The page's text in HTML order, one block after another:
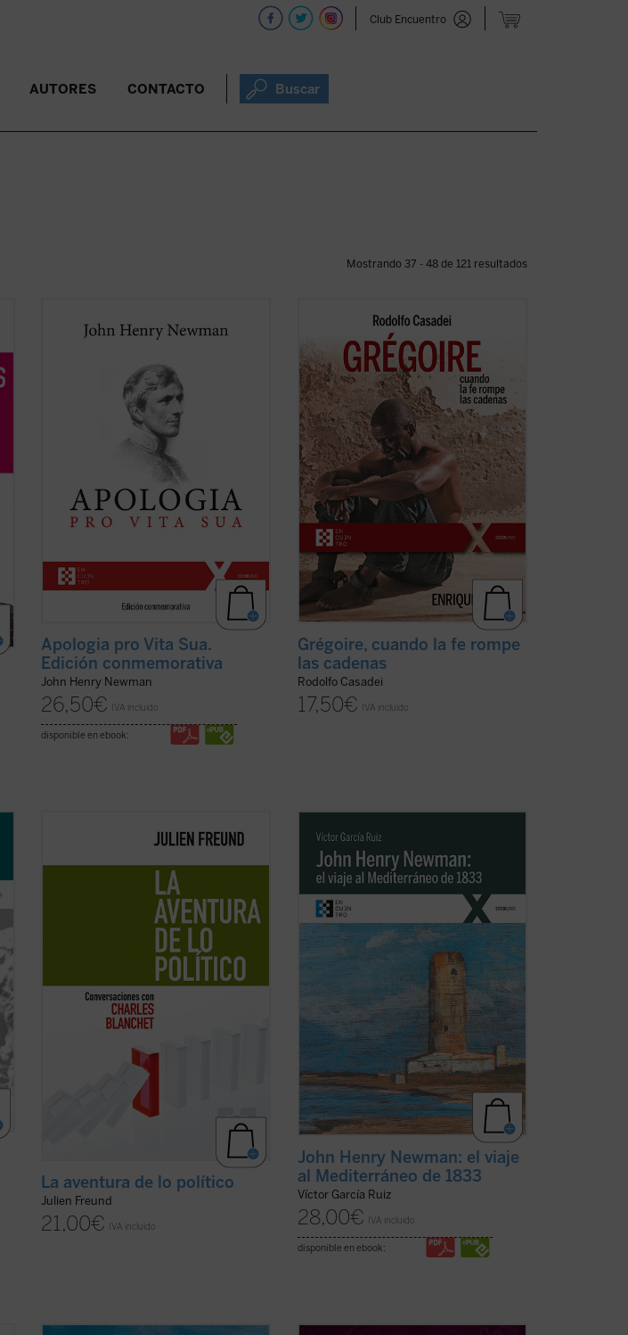
Club Encuentro
AUTORES CONTACTO Buscar
Mostrando 37 - 48 de 121 resultados
Considerada una obra cumbre de la
literatura autobiográfica universal,
oportunidad de defenderse frente a la
incomprensión y el rechazo que había
causado en Inglaterra su conversión al
catolicismo. La presente ...
Apologia pro Vita Sua.
Edición conmemorativa
John Henry Newman
26,50€ IVA incluido
disponible en ebook:
Grégoire Ahongbonon ha realizado un
pequeño milagro en Costa de Marfil,
Benín, Togo y Burkina Faso: rescatar en
tan solo veinticinco años a sesenta mil
personas con enfermedad mental,
estigmatizadas, marginadas,
encadenadas por ser ...
(ver ficha)
Grégoire, cuando la fe rompe
las cadenas
Rodolfo Casadei
17,50€ IVA incluido
Julien Freund sabe perfectamente que la
conflictual, que es lugar de
antagonismos imprevisibles y que
ninguna racionalización puede resolver
sus tensiones constitutivas. Después de
haber reflexionado sobre ...
(ver ficha)
La aventura de lo político
Julien Freund
21,00€ IVA incluido
Partiendo de las cartas que John Henry
Newman escribió a su familia y amigos
previamente y durante su viaje por el
Mediterráneo de 1833, el autor del libro
traza los orígenes, el desarrollo y las
consecuencias de la verdadera odisea
interior ...
(ver ficha)
John Henry Newman: el viaje
al Mediterráneo de 1833
Víctor García Ruiz
28,00€ IVA incluido
disponible en ebook: